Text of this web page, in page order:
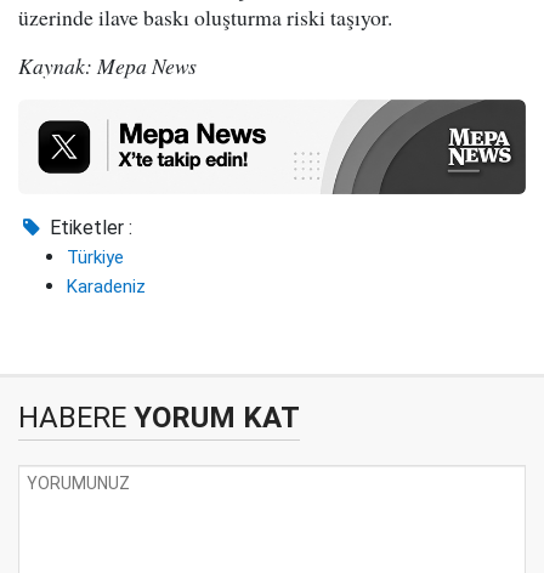
üzerinde ilave baskı oluşturma riski taşıyor.
Kaynak: Mepa News
Etiketler :
Türkiye
Karadeniz
HABERE YORUM KAT